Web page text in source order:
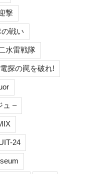
撃
戦い
水雷戦隊
探の罠を破れ!
ュ –
24